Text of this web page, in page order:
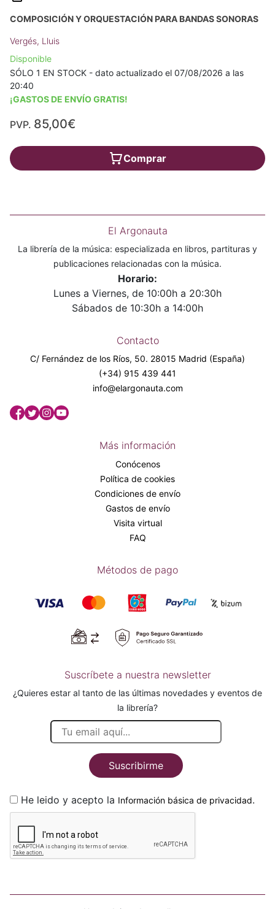
COMPOSICIÓN Y ORQUESTACIÓN PARA BANDAS SONORAS
Vergés, Lluis
Disponible
SÓLO 1 EN STOCK - dato actualizado el 07/08/2026 a las
20:40
¡GASTOS DE ENVÍO GRATIS!
PVP. 85,00€
Comprar
El Argonauta
La librería de la música: especializada en libros, partituras y
publicaciones relacionadas con la música.
Horario:
Lunes a Viernes, de 10:00h a 20:30h
Sábados de 10:30h a 14:00h
Contacto
C/ Fernández de los Ríos, 50. 28015 Madrid (España)
(+34) 915 439 441
info@elargonauta.com
Más información
Conócenos
Política de cookies
Condiciones de envío
Gastos de envío
Visita virtual
FAQ
Métodos de pago
Suscríbete a nuestra newsletter
¿Quieres estar al tanto de las últimas novedades y eventos de
la librería?
Suscribirme
He leido y acepto la Información básica de privacidad.